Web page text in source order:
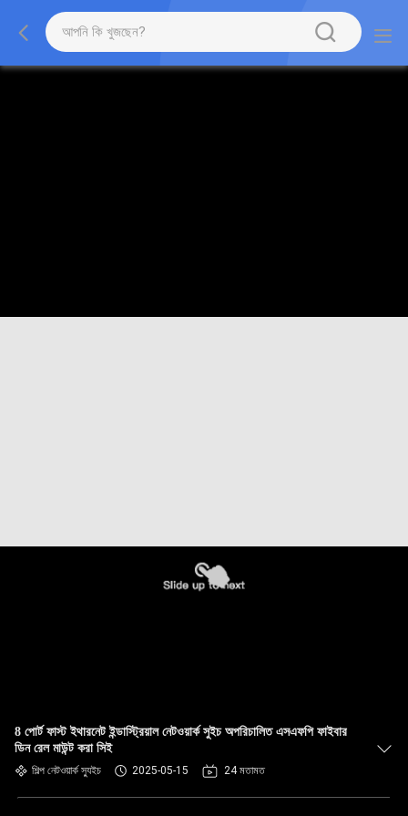
8 পোর্ট ফাস্ট ইথারনেট ইন্ডাস্ট্রিয়াল নেটওয়ার্ক সুইচ অপরিচালিত এসএফপি ফাইবার
ডিন রেল মাউন্ট করা সিই
শিল্প নেটওয়ার্ক স্যুইচ 2025-05-15 24 মতামত